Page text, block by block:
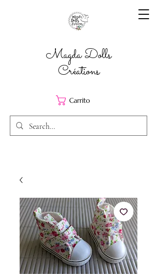
Magda Dolls
Créations
Carrito